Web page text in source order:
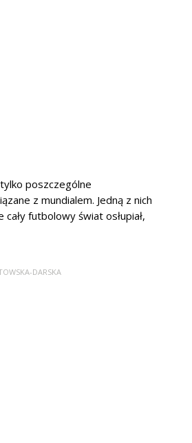
poszczególne
z mundialem. Jedną z nich
futbolowy świat osłupiał,
DARSKA